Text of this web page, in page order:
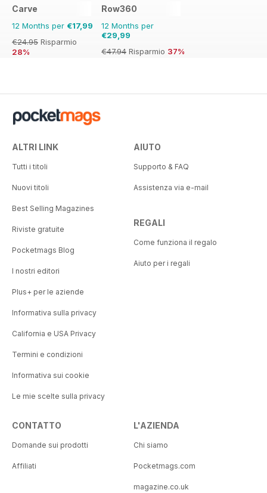
Carve
12 Months per €17,99
€24.95 Risparmio
28%
Row360
12 Months per
€29,99
€47.94 Risparmio 37%
ALTRI LINK
Tutti i titoli
Nuovi titoli
Best Selling Magazines
Riviste gratuite
Pocketmags Blog
I nostri editori
Plus+ per le aziende
Informativa sulla privacy
California e USA Privacy
Termini e condizioni
Informativa sui cookie
Le mie scelte sulla privacy
AIUTO
Supporto & FAQ
Assistenza via e-mail
REGALI
Come funziona il regalo
Aiuto per i regali
CONTATTO
Domande sui prodotti
Affiliati
L'AZIENDA
Chi siamo
Pocketmags.com
magazine.co.uk